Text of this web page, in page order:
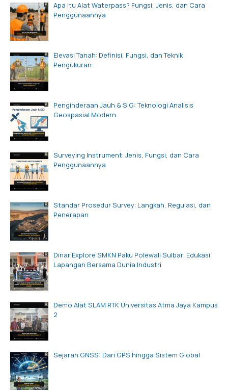
Apa Itu Alat Waterpass? Fungsi, Jenis, dan Cara
Penggunaannya
Elevasi Tanah: Definisi, Fungsi, dan Teknik
Pengukuran
Penginderaan Jauh & SIG: Teknologi Analisis
Geospasial Modern
Surveying Instrument: Jenis, Fungsi, dan Cara
Penggunaannya
Standar Prosedur Survey: Langkah, Regulasi, dan
Penerapan
Dinar Explore SMKN Paku Polewali Sulbar: Edukasi
Lapangan Bersama Dunia Industri
Demo Alat SLAM RTK Universitas Atma Jaya Kampus
2
Sejarah GNSS: Dari GPS hingga Sistem Global